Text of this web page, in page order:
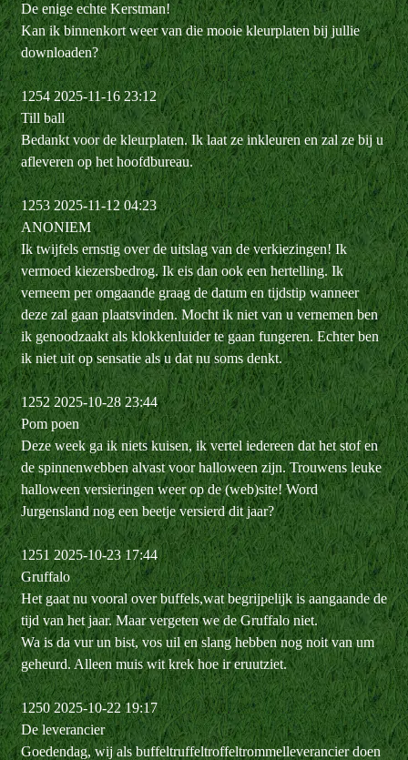
De enige echte Kerstman!
Kan ik binnenkort weer van die mooie kleurplaten bij jullie
downloaden?
1254 2025-11-16 23:12
Till ball
Bedankt voor de kleurplaten. Ik laat ze inkleuren en zal ze bij u
afleveren op het hoofdbureau.
1253 2025-11-12 04:23
ANONIEM
Ik twijfels ernstig over de uitslag van de verkiezingen! Ik
vermoed kiezersbedrog. Ik eis dan ook een hertelling. Ik
verneem per omgaande graag de datum en tijdstip wanneer
deze zal gaan plaatsvinden. Mocht ik niet van u vernemen ben
ik genoodzaakt als klokkenluider te gaan fungeren. Echter ben
ik niet uit op sensatie als u dat nu soms denkt.
1252 2025-10-28 23:44
Pom poen
Deze week ga ik niets kuisen, ik vertel iedereen dat het stof en
de spinnenwebben alvast voor halloween zijn. Trouwens leuke
halloween versieringen weer op de (web)site! Word
Jurgensland nog een beetje versierd dit jaar?
1251 2025-10-23 17:44
Gruffalo
Het gaat nu vooral over buffels,wat begrijpelijk is aangaande de
tijd van het jaar. Maar vergeten we de Gruffalo niet.
Wa is da vur un bist, vos uil en slang hebben nog noit van um
geheurd. Alleen muis wit krek hoe ir eruutziet.
1250 2025-10-22 19:17
De leverancier
Goedendag, wij als buffeltruffeltroffeltrommelleverancier doen